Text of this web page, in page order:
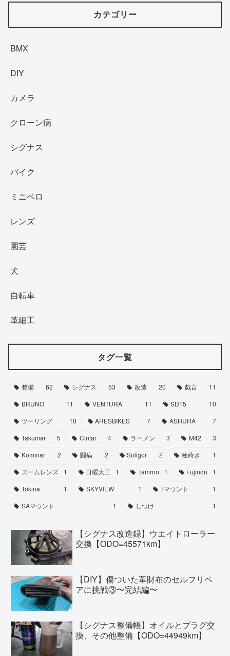
カテゴリー
BMX
DIY
カメラ
クローン病
シグナス
バイク
ミニベロ
レンズ
園芸
犬
自転車
革細工
タグ一覧
整備 62 シグナス 53 改造 20 戯言
11
BRUNO
11 VENTURA 11 SD15
10
ツーリング
10 ARESBIKES 7 ASHURA
7
Takumar
5 Cintar 4 ラーメン 3 M42
3
Kominar
2 闘病 2 Soligor 2 種蒔き
1
ズームレンズ
1 日曜大工 1 Tamron 1 Fujinon
1
Tokina
1 SKYVIEW 1 Tマウント
1
SAマウント
1 しつけ 1
【シグナス改造録】ウエイトローラー
交換【ODO=45571km】
【DIY】傷ついた革財布のセルフリペ
アに挑戦③〜完結編〜
【シグナス整備帳】オイルとプラグ交
換、その他整備【ODO=44949km】